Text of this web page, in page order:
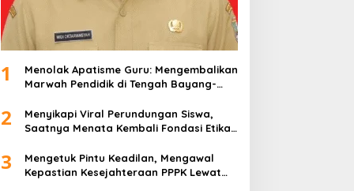
1
Menolak Apatisme Guru: Mengembalikan
Marwah Pendidik di Tengah Bayang-
2
Menyikapi Viral Perundungan Siswa,
Saatnya Menata Kembali Fondasi Etika
3
Mengetuk Pintu Keadilan, Mengawal
Kepastian Kesejahteraan PPPK Lewat